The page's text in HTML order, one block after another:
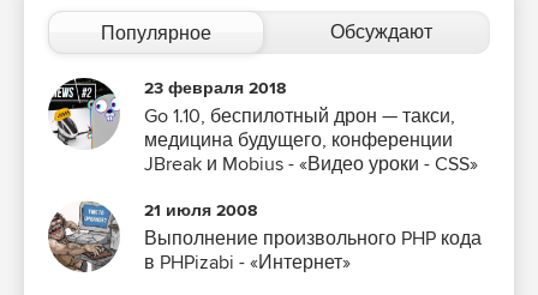
Популярное Обсуждают
23 февраля 2018
Go 1.10, беспилотный дрон — такси,
медицина будущего, конференции
JBreak и Mobius - «Видео уроки - CSS»
21 июля 2008
Выполнение произвольного PHP кода
в PHPizabi - «Интернет»